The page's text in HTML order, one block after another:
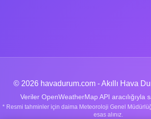
© 2026 havadurum.com - Akıllı Hava
Veriler OpenWeatherMap API aracılığıyla
* Resmi tahminler için daima Meteoroloji Genel
esas alınız.